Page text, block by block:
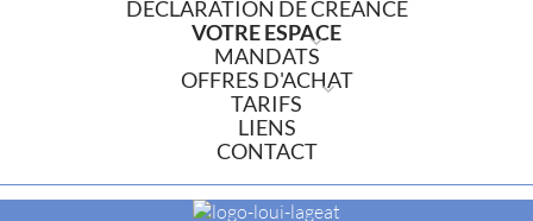
DÉCLARATION DE CRÉANCE
VOTRE ESPACE
MANDATS
OFFRES D'ACHAT
TARIFS
LIENS
CONTACT